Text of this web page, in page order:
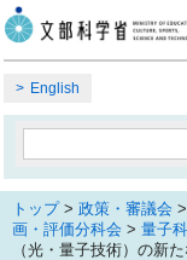
English
トップ> 政策・審議会 >
画・評価分科会 > 量子
（光・量子技術）の新